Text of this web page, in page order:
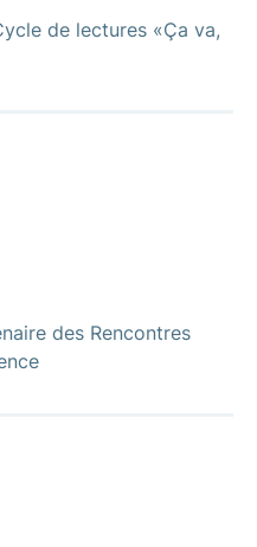
de lectures «Ça va,
des Rencontres